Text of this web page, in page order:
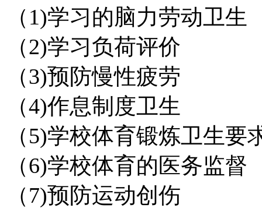
（1)学习的脑力劳动卫生
（2)学习负荷评价
（3)预防慢性疲劳
（4)作息制度卫生
（5)学校体育锻炼卫生要
（6)学校体育的医务监督
（7)预防运动创伤